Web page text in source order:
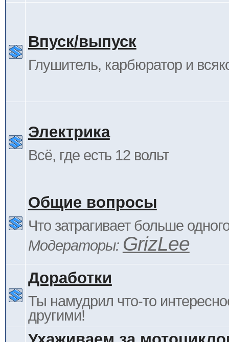
Впуск/выпуск
Глушитель, карбюратор и
Электрика
Всё, где есть 12 вольт
Общие вопросы
Что затрагивает больше
Модераторы: GrizLee
Доработки
Ты намудрил что-то
другими!